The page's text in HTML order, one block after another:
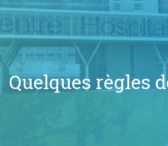
Quelques règles